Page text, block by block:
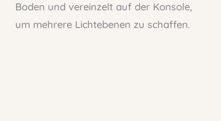
Boden und vereinzelt auf der Konsole,
um mehrere Lichtebenen zu schaffen.